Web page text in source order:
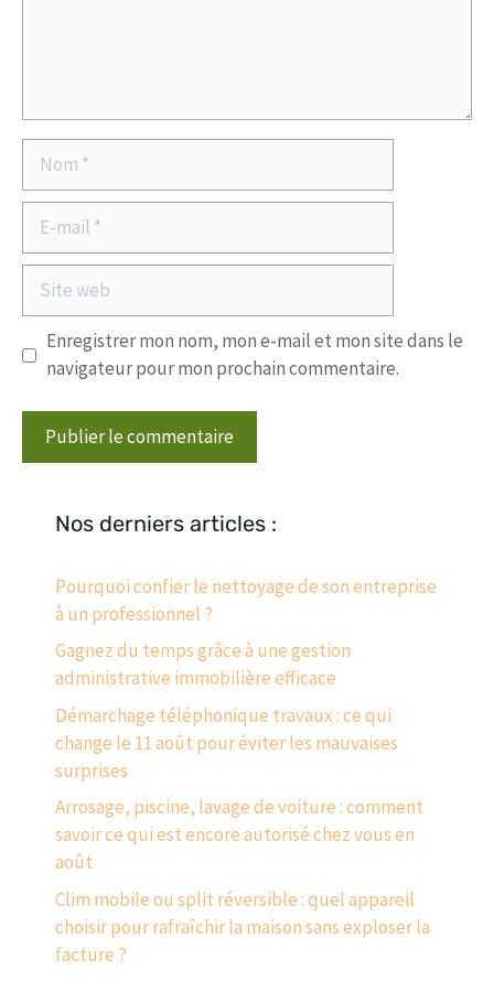
mail
Site
web
Enregistrer mon nom, mon e-mail et mon site dans le
navigateur pour mon prochain commentaire.
Nos derniers articles :
Pourquoi confier le nettoyage de son entreprise
à un professionnel ?
Gagnez du temps grâce à une gestion
administrative immobilière efficace
Démarchage téléphonique travaux : ce qui
change le 11 août pour éviter les mauvaises
surprises
Arrosage, piscine, lavage de voiture : comment
savoir ce qui est encore autorisé chez vous en
août
Clim mobile ou split réversible : quel appareil
choisir pour rafraîchir la maison sans exploser la
facture ?